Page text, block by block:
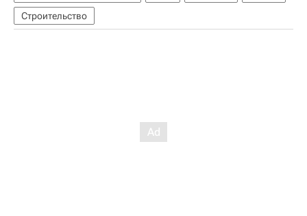
Строительство